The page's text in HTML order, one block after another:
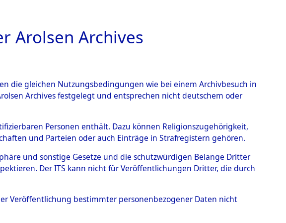
BILD
von
der Anzahl unbekannter
der Ort ihrer Grablegungen:
→0097 (84627844)
Arolsen Archives
die gleichen Nutzungsbedingungen wie bei einem Archivbesuch in
Archives festgelegt und entsprechen nicht deutschem oder
Personen enthält. Dazu können Religionszugehörigkeit,
und Parteien oder auch Einträge in Strafregistern gehören.
und sonstige Gesetze und die schutzwürdigen Belange Dritter
Der ITS kann nicht für Veröffentlichungen Dritter, die durch
Veröffentlichung bestimmter personenbezogener Daten nicht